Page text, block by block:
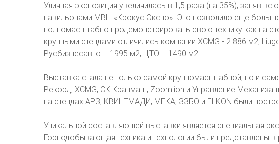
Уличная экспозиция увеличилась в 1,5 раза (на 35%), заняв
павильонами МВЦ «Крокус Экспо». Это позволило еще
полномасштабно продемонстрировать свою технику как на
крупными стендами отличились компании XCMG - 2 886 м2,
Русбизнесавто – 1995 м2, ЦТО – 1490 м2.
Выставка стала не только самой крупномасштабной, но и
Рекорд, XCMG, СК Кранмаш, Zoomlion и Управление
на стендах АРЗ, КВИНТМАДИ, МЕКА, ЗЗБО и ELKON были
Уникальной составляющей выставки является специальная
Горнодобывающая техника и технологии были представлены